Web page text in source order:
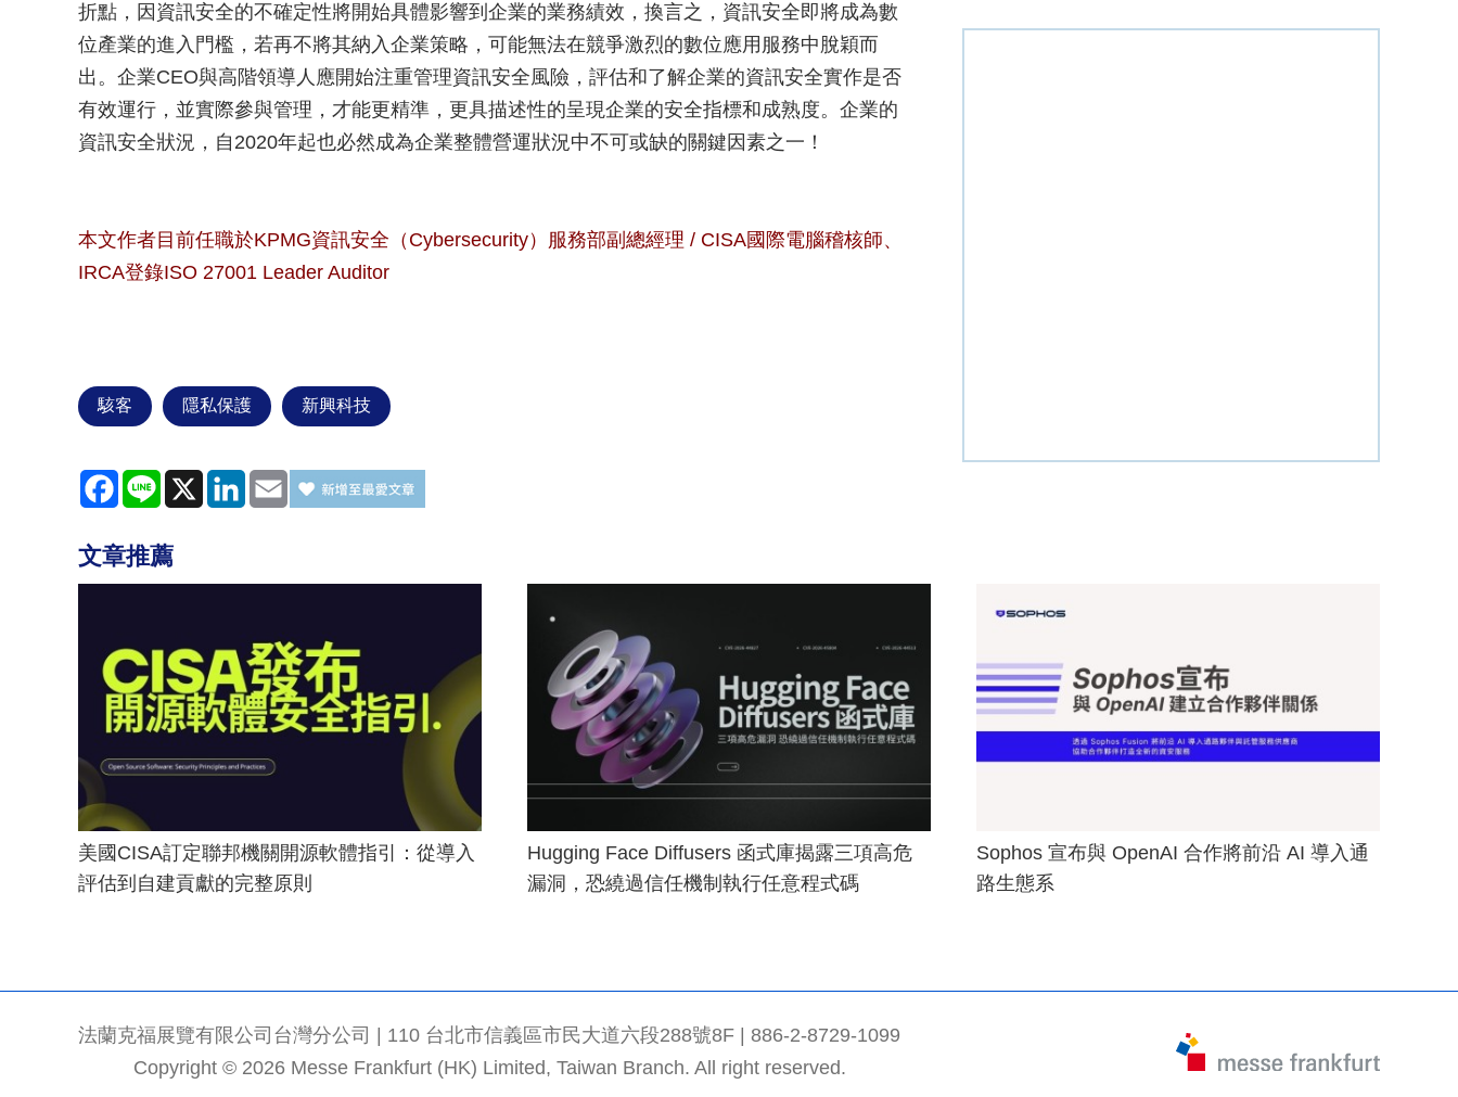
折點，因資訊安全的不確定性將開始具體影響到企業的業務績效，換言之，資訊安全即將成為數
位產業的進入門檻，若再不將其納入企業策略，可能無法在競爭激烈的數位應用服務中脫穎而
出。企業CEO與高階領導人應開始注重管理資訊安全風險，評估和了解企業的資訊安全實作是否
有效運行，並實際參與管理，才能更精準，更具描述性的呈現企業的安全指標和成熟度。企業的
資訊安全狀況，自2020年起也必然成為企業整體營運狀況中不可或缺的關鍵因素之一！
本文作者目前任職於KPMG資訊安全（Cybersecurity）服務部副總經理 / CISA國際電腦稽核師、
IRCA登錄ISO 27001 Leader Auditor
駭客 隱私保護 新興科技
Facebook
Line X LinkedInEmail
文章推薦
美國CISA訂定聯邦機關開源軟體指引：從導入
評估到自建貢獻的完整原則
Hugging Face Diffusers 函式庫揭露三項高危
漏洞，恐繞過信任機制執行任意程式碼
Sophos 宣布與 OpenAI 合作將前沿 AI 導入通
路生態系
法蘭克福展覽有限公司台灣分公司 | 110 台北市信義區市民大道六段288號8F | 886-2-8729-1099
Copyright © 2026 Messe Frankfurt (HK) Limited, Taiwan Branch. All right reserved.